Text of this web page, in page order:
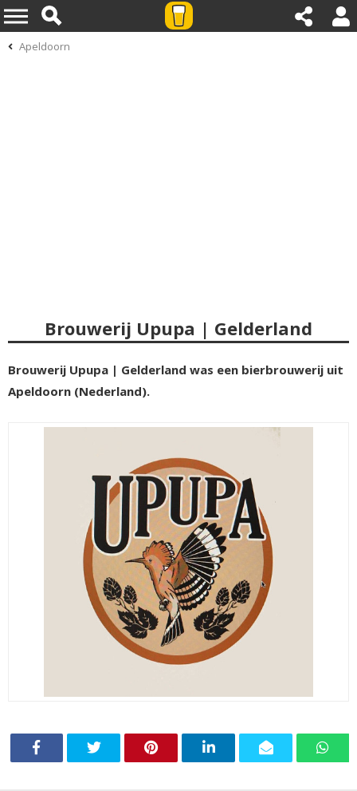
Apeldoorn
Brouwerij Upupa | Gelderland
Brouwerij Upupa | Gelderland was een bierbrouwerij uit
Apeldoorn (Nederland).